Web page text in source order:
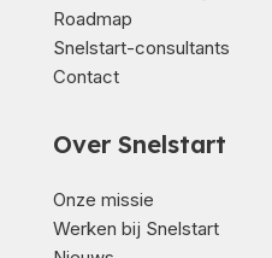
Roadmap
Snelstart-consultants
Contact
Over Snelstart
Onze missie
Werken bij Snelstart